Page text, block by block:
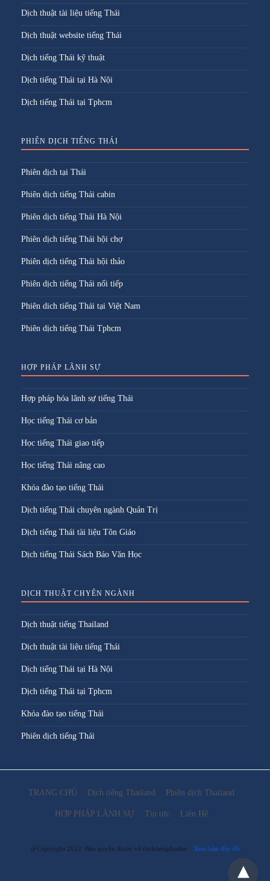
Dịch thuật tài liệu tiếng Thái
Dịch thuật website tiếng Thái
Dịch tiếng Thái kỹ thuật
Dịch tiếng Thái tại Hà Nội
Dịch tiếng Thái tại Tphcm
PHIÊN DỊCH TIẾNG THÁI
Phiên dịch tại Thái
Phiên dịch tiếng Thái cabin
Phiên dịch tiếng Thái Hà Nội
Phiên dịch tiếng Thái hội chợ
Phiên dịch tiếng Thái hội thảo
Phiên dịch tiếng Thái nối tiếp
Phiên dich tiếng Thái tại Việt Nam
Phiên dịch tiếng Thái Tphcm
HỢP PHÁP LÃNH SỰ
Hợp pháp hóa lãnh sự tiếng Thái
Học tiếng Thái cơ bản
Học tiếng Thái giao tiếp
Học tiếng Thái nâng cao
Khóa đào tạo tiếng Thái
Dịch tiếng Thái chuyên ngành Quản Trị
Dịch tiếng Thái tài liệu Tôn Giáo
Dịch tiếng Thái Sách Báo Văn Học
DỊCH THUẬT CHYÊN NGÀNH
Dịch thuật tiếng Thailand
Dịch thuật tài liệu tiếng Thái
Dịch tiếng Thái tại Hà Nội
Dịch tiếng Thái tại Tphcm
Khóa đào tạo tiếng Thái
Phiên dịch tiếng Thái
TRANG CHỦ Dịch tiếng Thailand Phiên dịch Thailand
HỢP PHÁP LÃNH SỰ Tin tức Liên Hệ
@Copyright 2012. Bản quyền thuộc về dichtiengthailan Xem bản đầy đủ